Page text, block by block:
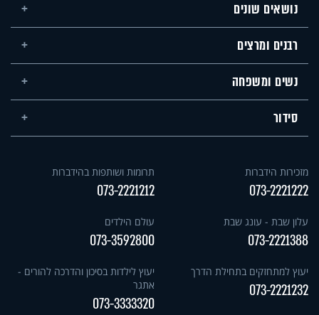
נושאים שונים
רבנים ומרצים
נשים ומשפחה
סידור
מזכירות הידברות
073-2221222
תרומות ושותפות בהידברות
073-2221212
עלון שבת - עונג שבת
073-2221388
עולם הילדים
073-3592800
יעוץ למתחזקים בתחילת הדרך
073-2221232
יעוץ לילדות בסיכון והדרכה להורים -
אתגר
073-3333320